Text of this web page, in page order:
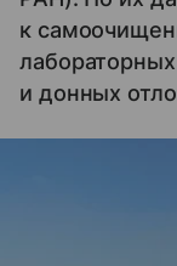
к
и донных